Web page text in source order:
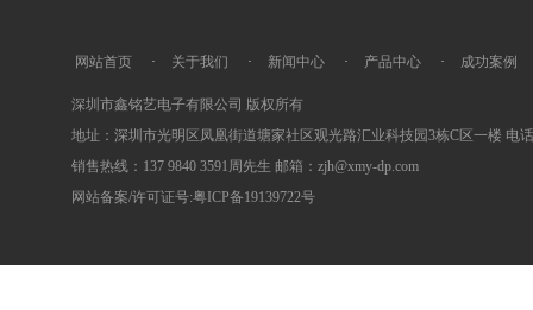
网站首页 · 关于我们 · 新闻中心 · 产品中心 · 成功案例
深圳市鑫铭艺电子有限公司 版权所有
地址：深圳市光明区凤凰街道塘家社区观光路汇业科技园3栋C区一楼 电话
销售热线：137 9840 3591周先生 邮箱：zjh@xmy-dp.com
网站备案/许可证号:粤ICP备19139722号